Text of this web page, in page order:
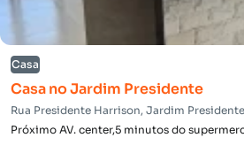
Casa
Casa no Jardim Presidente
Rua Presidente Harrison, Jardim
Próximo AV. center,5 minutos do